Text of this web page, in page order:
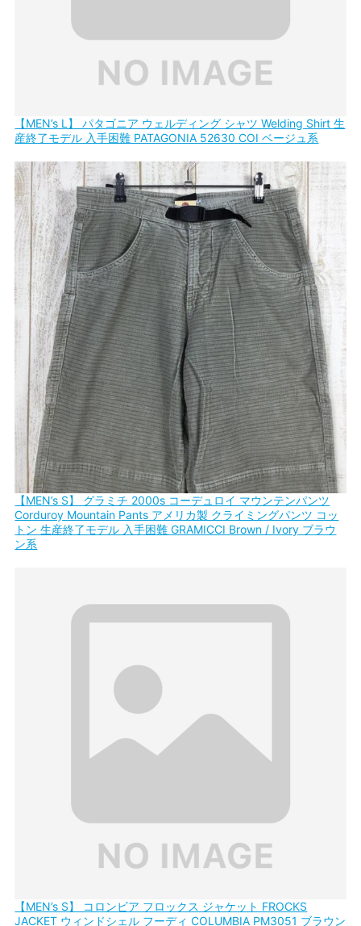
【MEN’s L】 パタゴニア ウェルディング シャツ Welding Shirt 生
産終了モデル 入手困難 PATAGONIA 52630 COI ベージュ系
【MEN’s S】 グラミチ 2000s コーデュロイ マウンテンパンツ
Corduroy Mountain Pants アメリカ製 クライミングパンツ コッ
トン 生産終了モデル 入手困難 GRAMICCI Brown / Ivory ブラウ
ン系
【MEN’s S】 コロンビア フロックス ジャケット FROCKS
JACKET ウィンドシェル フーディ COLUMBIA PM3051 ブラウン